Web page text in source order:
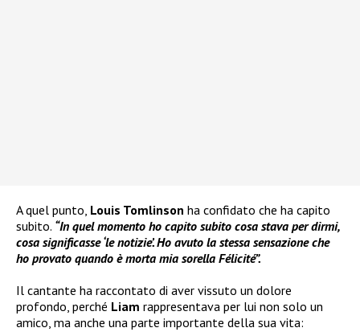
A quel punto, Louis Tomlinson ha confidato che ha capito
subito. “In quel momento ho capito subito cosa stava per dirmi,
cosa significasse ‘le notizie’. Ho avuto la stessa sensazione che
ho provato quando è morta mia sorella Félicité”.
Il cantante ha raccontato di aver vissuto un dolore
profondo, perché Liam rappresentava per lui non solo un
amico, ma anche una parte importante della sua vita: